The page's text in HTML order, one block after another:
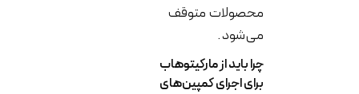
محصولات متوقف
می‌شود.
چرا باید از مارکیتوهاب
برای اجرای کمپین‌های